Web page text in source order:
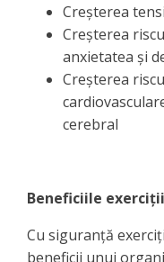
Creșterea
Creșterea
anxietatea și
Creșterea
cerebral
Beneficiile
Cu siguranță
beneficii unui